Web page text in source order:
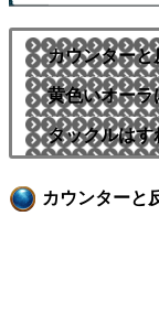
カウンターと
黄色いオーラ
タックルはす
カウンターと